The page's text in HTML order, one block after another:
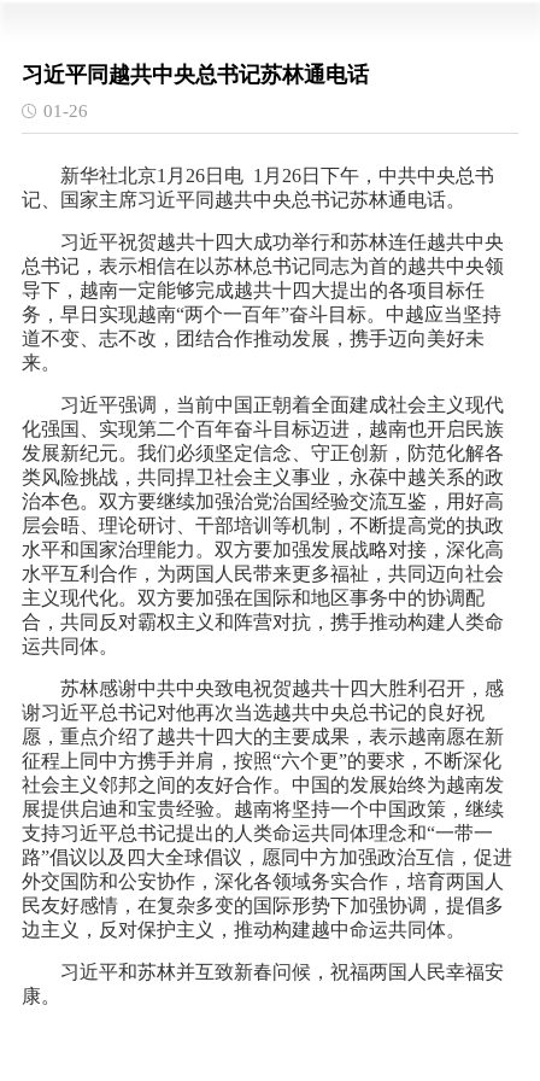
习近平同越共中央总书记苏林通电话
01-26
新华社北京1月26日电 1月26日下午，中共中央总书
记、国家主席习近平同越共中央总书记苏林通电话。
习近平祝贺越共十四大成功举行和苏林连任越共中央
总书记，表示相信在以苏林总书记同志为首的越共中央领
导下，越南一定能够完成越共十四大提出的各项目标任
务，早日实现越南“两个一百年”奋斗目标。中越应当坚持
道不变、志不改，团结合作推动发展，携手迈向美好未
来。
习近平强调，当前中国正朝着全面建成社会主义现代
化强国、实现第二个百年奋斗目标迈进，越南也开启民族
发展新纪元。我们必须坚定信念、守正创新，防范化解各
类风险挑战，共同捍卫社会主义事业，永葆中越关系的政
治本色。双方要继续加强治党治国经验交流互鉴，用好高
层会晤、理论研讨、干部培训等机制，不断提高党的执政
水平和国家治理能力。双方要加强发展战略对接，深化高
水平互利合作，为两国人民带来更多福祉，共同迈向社会
主义现代化。双方要加强在国际和地区事务中的协调配
合，共同反对霸权主义和阵营对抗，携手推动构建人类命
运共同体。
苏林感谢中共中央致电祝贺越共十四大胜利召开，感
谢习近平总书记对他再次当选越共中央总书记的良好祝
愿，重点介绍了越共十四大的主要成果，表示越南愿在新
征程上同中方携手并肩，按照“六个更”的要求，不断深化
社会主义邻邦之间的友好合作。中国的发展始终为越南发
展提供启迪和宝贵经验。越南将坚持一个中国政策，继续
支持习近平总书记提出的人类命运共同体理念和“一带一
路”倡议以及四大全球倡议，愿同中方加强政治互信，促进
外交国防和公安协作，深化各领域务实合作，培育两国人
民友好感情，在复杂多变的国际形势下加强协调，提倡多
边主义，反对保护主义，推动构建越中命运共同体。
习近平和苏林并互致新春问候，祝福两国人民幸福安
康。